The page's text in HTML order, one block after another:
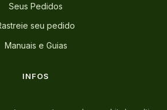
Seus Pedidos
seu pedido
Manuais e Guias
INFOS